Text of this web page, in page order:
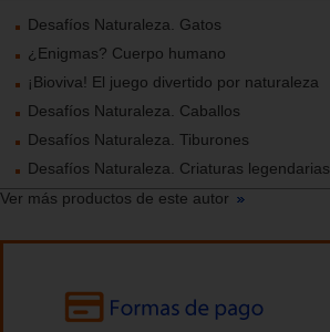
Desafíos Naturaleza. Gatos
¿Enigmas? Cuerpo humano
¡Bioviva! El juego divertido por naturaleza
Desafíos Naturaleza. Caballos
Desafíos Naturaleza. Tiburones
Desafíos Naturaleza. Criaturas legendarias
Ver más productos de este autor